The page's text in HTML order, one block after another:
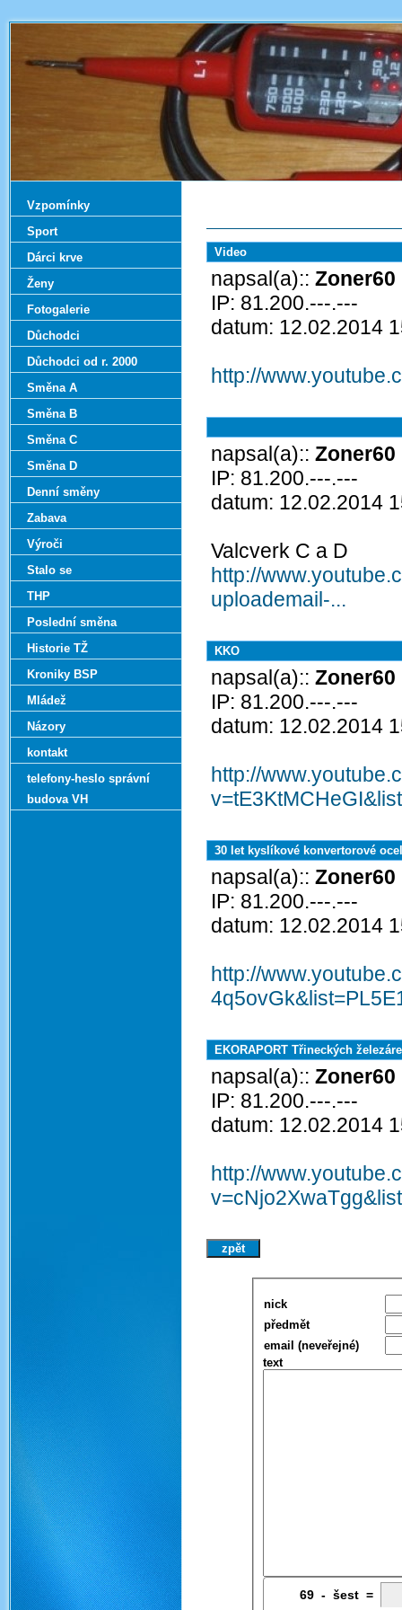
Video
napsal(a):: Zoner60
IP: 81.200.---.---
datum: 12.02.2014
http://
napsal(a):: Zoner60
IP: 81.200.---.---
datum: 12.02.2014
Valcverk C a D
http://
uploademail-...
KKO
napsal(a):: Zoner60
IP: 81.200.---.---
datum: 12.02.2014
http://
30 let kyslíkové konvertorové
napsal(a):: Zoner60
IP: 81.200.---.---
datum: 12.02.2014
http://
EKORAPORT Třineckých
napsal(a):: Zoner60
IP: 81.200.---.---
datum: 12.02.2014
http://
nick
předmět
email (neveřejné)
text
696 -5 šest =
Vzpomínky
Sport
Dárci krve
Ženy
Fotogalerie
Důchodci
Důchodci od r. 2000
Směna A
Směna B
Směna C
Směna D
Denní směny
Zabava
Výroči
Stalo se
THP
Poslední směna
Historie TŽ
Kroniky BSP
Mládež
Názory
kontakt
telefony-heslo správní
budova VH